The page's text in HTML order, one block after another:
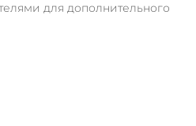
для дополнительного